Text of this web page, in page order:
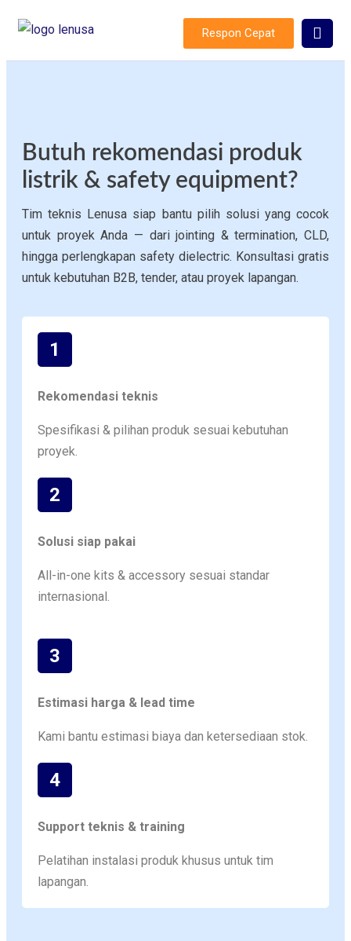
Respon Cepat
Butuh rekomendasi produk
listrik & safety equipment?
Tim teknis Lenusa siap bantu pilih solusi yang cocok
untuk proyek Anda — dari jointing & termination, CLD,
hingga perlengkapan safety dielectric. Konsultasi gratis
untuk kebutuhan B2B, tender, atau proyek lapangan.
1
Rekomendasi teknis
Spesifikasi & pilihan produk sesuai kebutuhan
proyek.
2
Solusi siap pakai
All-in-one kits & accessory sesuai standar
internasional.
3
Estimasi harga & lead time
Kami bantu estimasi biaya dan ketersediaan stok.
4
Support teknis & training
Pelatihan instalasi produk khusus untuk tim
lapangan.